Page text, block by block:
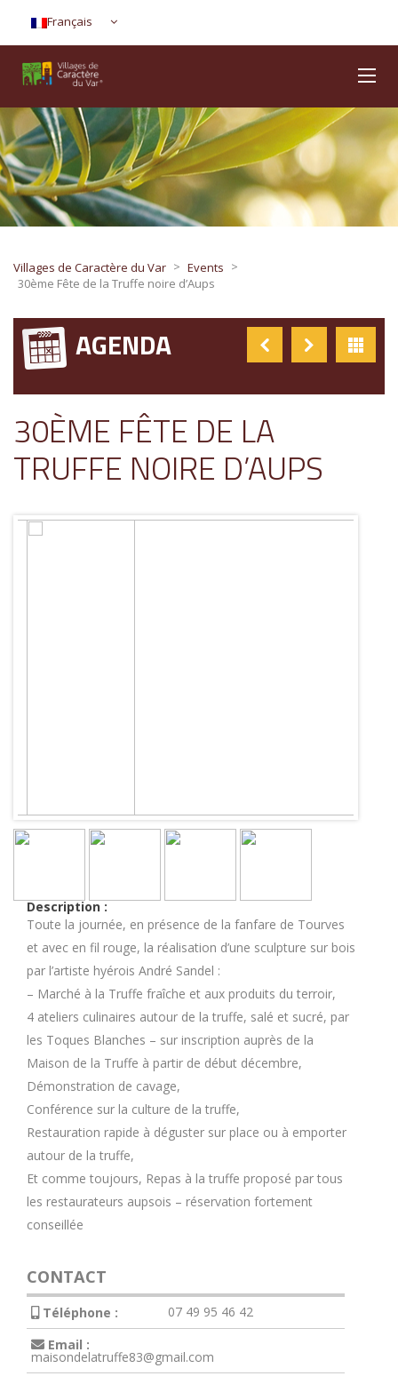
Français
Villages de Caractère du Var > Events >
30ème Fête de la Truffe noire d’Aups
AGENDA
30ÈME FÊTE DE LA
TRUFFE NOIRE D’AUPS
Description :
Toute la journée, en présence de la fanfare de Tourves
et avec en fil rouge, la réalisation d’une sculpture sur bois
par l’artiste hyérois André Sandel :
– Marché à la Truffe fraîche et aux produits du terroir,
4 ateliers culinaires autour de la truffe, salé et sucré, par
les Toques Blanches – sur inscription auprès de la
Maison de la Truffe à partir de début décembre,
Démonstration de cavage,
Conférence sur la culture de la truffe,
Restauration rapide à déguster sur place ou à emporter
autour de la truffe,
Et comme toujours, Repas à la truffe proposé par tous
les restaurateurs aupsois – réservation fortement
conseillée
CONTACT
Téléphone :
07 49 95 46 42
Email :
maisondelatruffe83@gmail.com